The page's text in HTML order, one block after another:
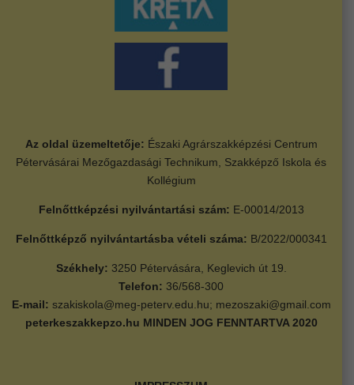
Az oldal üzemeltetője: Északi Agrárszakképzési Centrum
Pétervásárai Mezőgazdasági Technikum, Szakképző Iskola és
Kollégium
Felnőttképzési nyilvántartási szám: E-00014/2013
Felnőttképző nyilvántartásba vételi száma: B/2022/000341
Székhely: 3250 Pétervására, Keglevich út 19.
Telefon: 36/568-300
E-mail: szakiskola@meg-peterv.edu.hu; mezoszaki@gmail.com
peterkeszakkepzo.hu MINDEN JOG FENNTARTVA 2020